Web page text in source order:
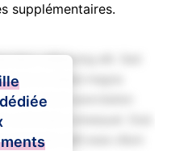
supplémentaires.
adipiscing elit. Sed
et dolore magna
nostrud exercitation
commodo consequat. Duis
voluptate velit esse cillum
dédiée